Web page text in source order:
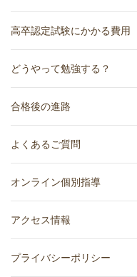
高卒認定試験にかかる費用
どうやって勉強する？
合格後の進路
よくあるご質問
オンライン個別指導
アクセス情報
プライバシーポリシー